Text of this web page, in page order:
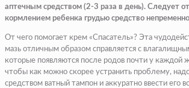
аптечным средством (2-3 раза в день). Следует
кормлением ребенка грудью средство
От чего помогает крем «Спасатель»? Эта
мазь отличным образом справляется с
которые появляются после родов почти у каждой
чтобы как можно скорее устранить проблему,
средством ватный тампон и аккуратно ввести его